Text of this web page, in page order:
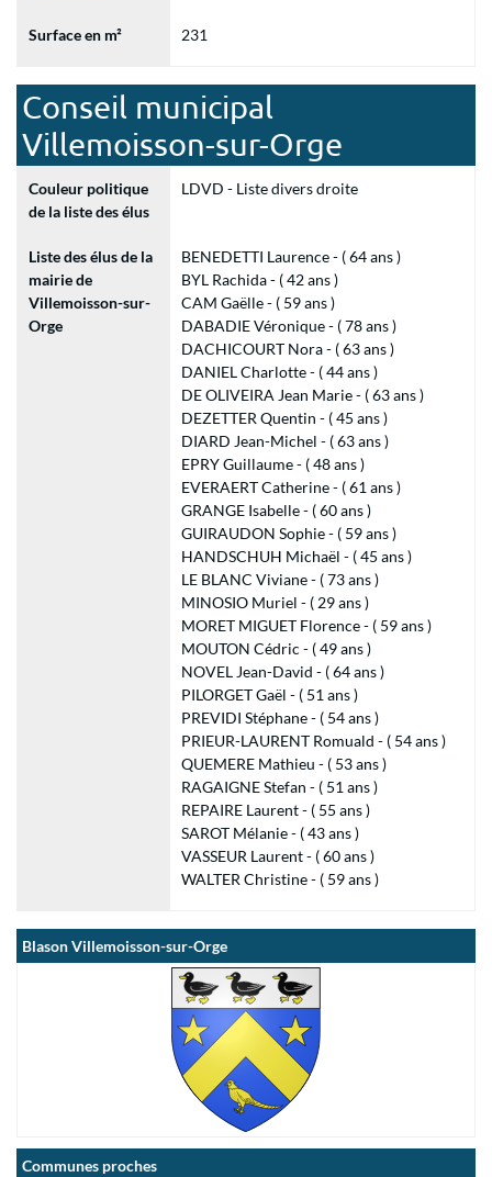
Surface en m² 231
Conseil municipal
Villemoisson-sur-Orge
Couleur politique
de la liste des élus
LDVD - Liste divers droite
Liste des élus de la
mairie de
Villemoisson-sur-
Orge
BENEDETTI Laurence - ( 64 ans )
BYL Rachida - ( 42 ans )
CAM Gaëlle - ( 59 ans )
DABADIE Véronique - ( 78 ans )
DACHICOURT Nora - ( 63 ans )
DANIEL Charlotte - ( 44 ans )
DE OLIVEIRA Jean Marie - ( 63 ans )
DEZETTER Quentin - ( 45 ans )
DIARD Jean-Michel - ( 63 ans )
EPRY Guillaume - ( 48 ans )
EVERAERT Catherine - ( 61 ans )
GRANGE Isabelle - ( 60 ans )
GUIRAUDON Sophie - ( 59 ans )
HANDSCHUH Michaël - ( 45 ans )
LE BLANC Viviane - ( 73 ans )
MINOSIO Muriel - ( 29 ans )
MORET MIGUET Florence - ( 59 ans )
MOUTON Cédric - ( 49 ans )
NOVEL Jean-David - ( 64 ans )
PILORGET Gaël - ( 51 ans )
PREVIDI Stéphane - ( 54 ans )
PRIEUR-LAURENT Romuald - ( 54 ans )
QUEMERE Mathieu - ( 53 ans )
RAGAIGNE Stefan - ( 51 ans )
REPAIRE Laurent - ( 55 ans )
SAROT Mélanie - ( 43 ans )
VASSEUR Laurent - ( 60 ans )
WALTER Christine - ( 59 ans )
Blason Villemoisson-sur-Orge
Communes proches